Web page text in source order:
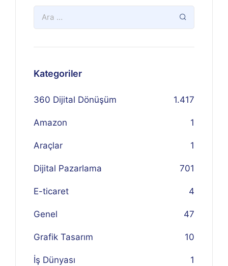
Kategoriler
360 Dijital Dönüşüm 1.417
Amazon 1
Araçlar 1
Dijital Pazarlama 701
E-ticaret 4
Genel 47
Grafik Tasarım 10
İş Dünyası 1